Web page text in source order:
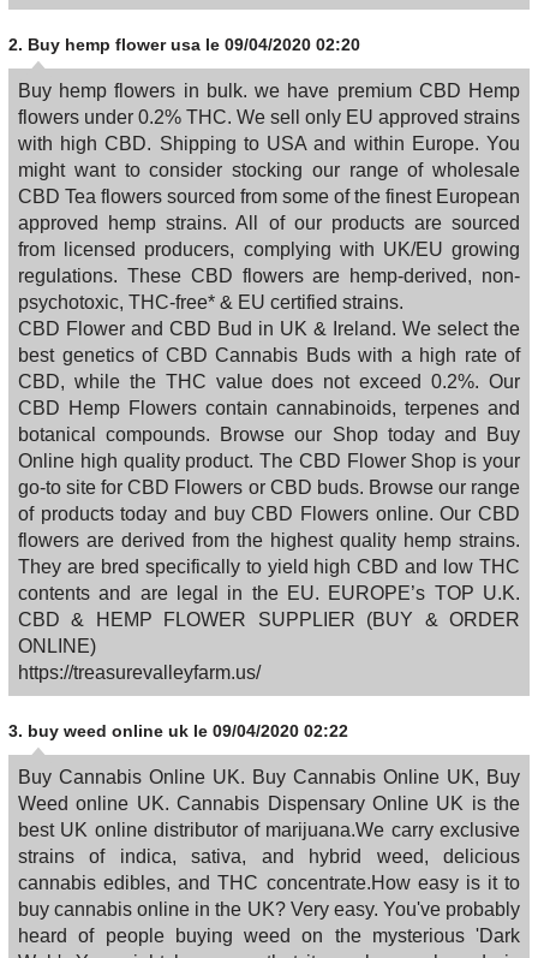
2. Buy hemp flower usa le 09/04/2020 02:20
Buy hemp flowers in bulk. we have premium CBD Hemp
flowers under 0.2% THC. We sell only EU approved strains
with high CBD. Shipping to USA and within Europe. You
might want to consider stocking our range of wholesale
CBD Tea flowers sourced from some of the finest European
approved hemp strains. All of our products are sourced
from licensed producers, complying with UK/EU growing
regulations. These CBD flowers are hemp-derived, non-
psychotoxic, THC-free* & EU certified strains.
CBD Flower and CBD Bud in UK & Ireland. We select the
best genetics of CBD Cannabis Buds with a high rate of
CBD, while the THC value does not exceed 0.2%. Our
CBD Hemp Flowers contain cannabinoids, terpenes and
botanical compounds. Browse our Shop today and Buy
Online high quality product. The CBD Flower Shop is your
go-to site for CBD Flowers or CBD buds. Browse our range
of products today and buy CBD Flowers online. Our CBD
flowers are derived from the highest quality hemp strains.
They are bred specifically to yield high CBD and low THC
contents and are legal in the EU. EUROPE’s TOP U.K.
CBD & HEMP FLOWER SUPPLIER (BUY & ORDER
ONLINE)
https://treasurevalleyfarm.us/
3. buy weed online uk le 09/04/2020 02:22
Buy Cannabis Online UK. Buy Cannabis Online UK, Buy
Weed online UK. Cannabis Dispensary Online UK is the
best UK online distributor of marijuana.We carry exclusive
strains of indica, sativa, and hybrid weed, delicious
cannabis edibles, and THC concentrate.How easy is it to
buy cannabis online in the UK? Very easy. You've probably
heard of people buying weed on the mysterious 'Dark